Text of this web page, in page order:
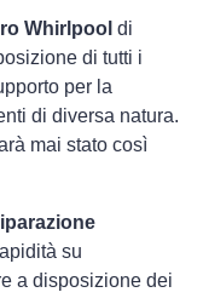
Whirlpool di
di tutti i
per la
di diversa natura.
mai stato così
su
a disposizione dei